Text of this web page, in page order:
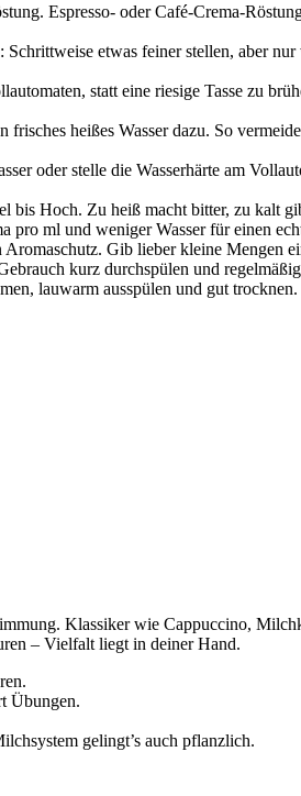
Espresso- oder Café-Crema-
etwas feiner stellen, aber
statt eine riesige Tasse zu
heißes Wasser dazu. So
oder stelle die Wasserhärte am
bis Hoch. Zu heiß macht bitter, zu kalt
ml und weniger Wasser für einen
Gib lieber kleine Mengen
kurz durchspülen und
lauwarm ausspülen und gut
Klassiker wie Cappuccino,
– Vielfalt liegt in deiner Hand.
Übungen.
gelingt’s auch pflanzlich.